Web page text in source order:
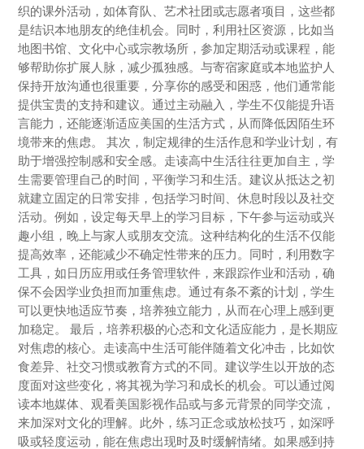
织的课外活动，如体育队、艺术社团或志愿者项目，这些都
是结识本地朋友的绝佳机会。同时，利用社区资源，比如当
地图书馆、文化中心或宗教场所，参加定期活动或课程，能
够帮助你扩展人脉，减少孤独感。与寄宿家庭或本地监护人
保持开放沟通也很重要，分享你的感受和困惑，他们通常能
提供宝贵的支持和建议。通过主动融入，学生不仅能提升语
言能力，还能逐渐适应美国的生活方式，从而降低因陌生环
境带来的焦虑。 其次，制定规律的生活作息和学业计划，有
助于增强控制感和安全感。走读高中生活往往更加自主，学
生需要管理自己的时间，平衡学习和生活。建议从抵达之初
就建立固定的日常安排，包括学习时间、休息时段以及社交
活动。例如，设定每天早上的学习目标，下午参与运动或兴
趣小组，晚上与家人或朋友交流。这种结构化的生活不仅能
提高效率，还能减少不确定性带来的压力。同时，利用数字
工具，如日历应用或任务管理软件，来跟踪作业和活动，确
保不会因学业负担而加重焦虑。通过有条不紊的计划，学生
可以更快地适应节奏，培养独立能力，从而在心理上感到更
加稳定。 最后，培养积极的心态和文化适应能力，是长期应
对焦虑的核心。走读高中生活可能伴随着文化冲击，比如饮
食差异、社交习惯或教育方式的不同。建议学生以开放的态
度面对这些变化，将其视为学习和成长的机会。可以通过阅
读本地媒体、观看美国影视作品或与多元背景的同学交流，
来加深对文化的理解。此外，练习正念或放松技巧，如深呼
吸或轻度运动，能在焦虑出现时及时缓解情绪。如果感到持